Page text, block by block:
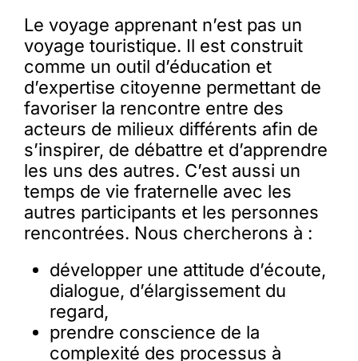
Le voyage apprenant n’est pas un
voyage touristique. Il est construit
comme un outil d’éducation et
d’expertise citoyenne permettant de
favoriser la rencontre entre des
acteurs de milieux différents afin de
s’inspirer, de débattre et d’apprendre
les uns des autres. C’est aussi un
temps de vie fraternelle avec les
autres participants et les personnes
rencontrées. Nous chercherons à :
développer une attitude d’écoute,
dialogue, d’élargissement du
regard,
prendre conscience de la
complexité des processus à